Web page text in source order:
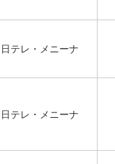
日テレ・メニーナ
日テレ・メニーナ